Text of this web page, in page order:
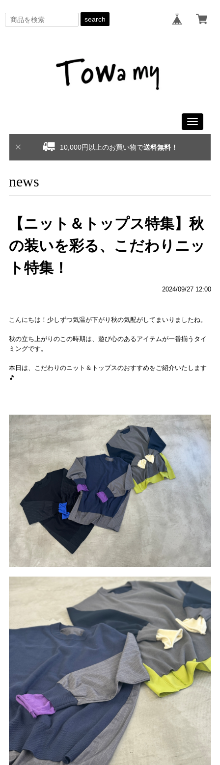
search
Toggle
10,000円以上のお買い物で送料無料！
news
【ニット＆トップス特集】秋
の装いを彩る、こだわりニッ
ト特集！
2024/09/27 12:00
こんにちは！少しずつ気温が下がり秋の気配がしてまいりましたね。
秋の立ち上がりのこの時期は、遊び心のあるアイテムが一番揃うタイ
ミングです。
本日は、こだわりのニット＆トップスのおすすめをご紹介いたします
🎵